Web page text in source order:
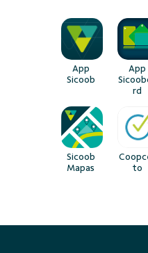
App
Sicoob
App
rd
Sicoob
Mapas
to